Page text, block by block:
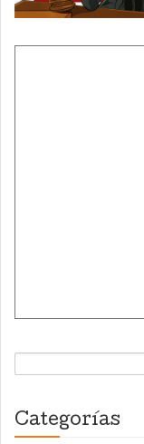
Buscar:
Categorías